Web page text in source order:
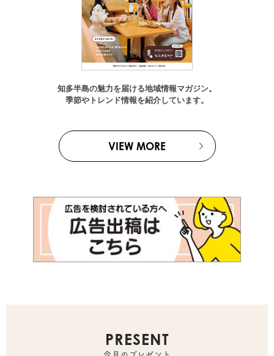
知多半島の魅力を届ける地域情報マガジン。
季節やトレンド情報を紹介しています。
VIEW MORE
PRESENT